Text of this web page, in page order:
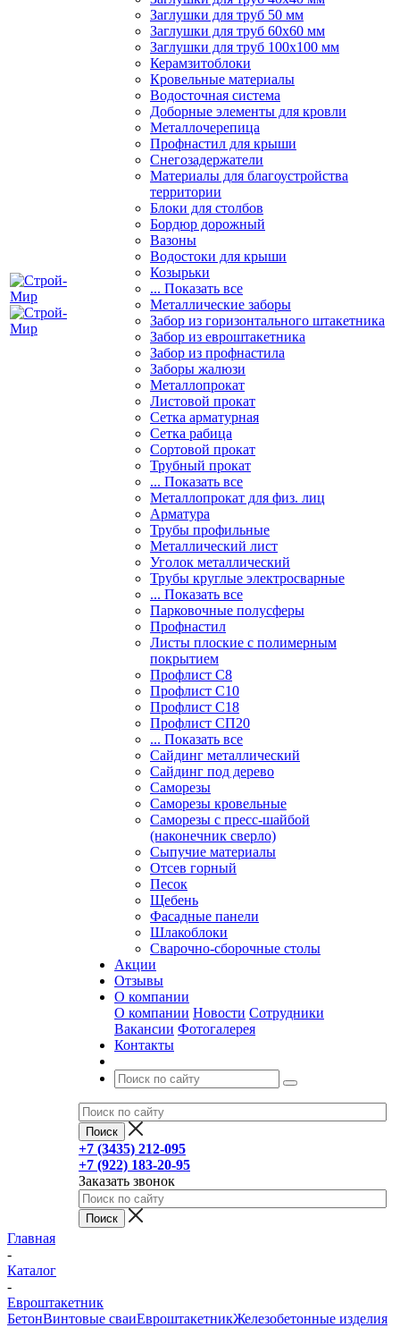
Заглушки для труб 50 мм
Заглушки для труб 60х60 мм
Заглушки для труб 100х100 мм
Керамзитоблоки
Кровельные материалы
Водосточная система
Доборные элементы для кровли
Металлочерепица
Профнастил для крыши
Снегозадержатели
Материалы для благоустройства
территории
Блоки для столбов
Бордюр дорожный
Вазоны
Водостоки для крыши
Козырьки
... Показать все
Металлические заборы
Забор из горизонтального штакетника
Забор из евроштакетника
Забор из профнастила
Заборы жалюзи
Металлопрокат
Листовой прокат
Сетка арматурная
Сетка рабица
Сортовой прокат
Трубный прокат
... Показать все
Металлопрокат для физ. лиц
Арматура
Трубы профильные
Металлический лист
Уголок металлический
Трубы круглые электросварные
... Показать все
Парковочные полусферы
Профнастил
Листы плоские с полимерным
покрытием
Профлист С8
Профлист С10
Профлист С18
Профлист СП20
... Показать все
Сайдинг металлический
Cайдинг под дерево
Саморезы
Саморезы кровельные
Саморезы с пресс-шайбой
(наконечник сверло)
Сыпучие материалы
Отсев горный
Песок
Щебень
Фасадные панели
Шлакоблоки
Сварочно-сборочные столы
Акции
Отзывы
О компании
О компании Новости Сотрудники
Вакансии Фотогалерея
Контакты
+7 (3435) 212-095
+7 (922) 183-20-95
Заказать звонок
Главная
-
Каталог
-
Евроштакетник
БетонВинтовые сваиЕвроштакетникЖелезобетонные изделия